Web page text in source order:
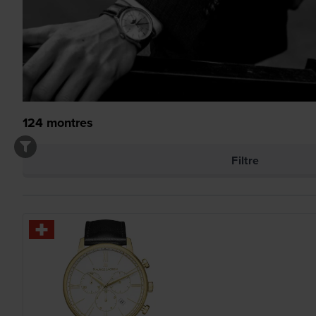
124 montres
Filtre